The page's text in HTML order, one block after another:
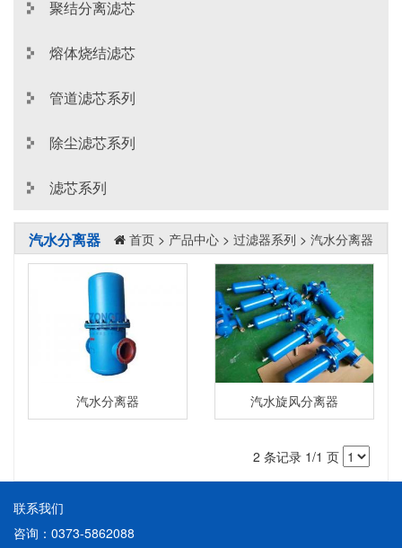
聚结分离滤芯
熔体烧结滤芯
管道滤芯系列
除尘滤芯系列
滤芯系列
汽水分离器 首页 > 产品中心 > 过滤器系列 > 汽水分离器
汽水分离器 汽水旋风分离器
2 条记录 1/1 页
联系我们
咨询：0373-5862088